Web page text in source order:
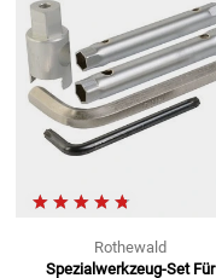
Rothewald
Spezialwerkzeug-Set Für